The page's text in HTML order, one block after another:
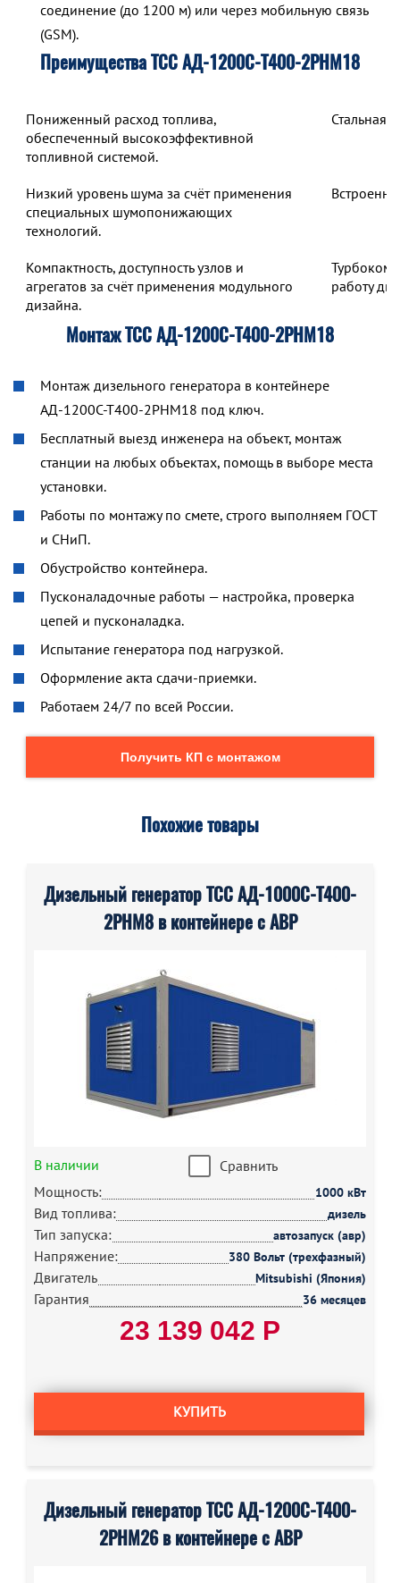
соединение (до 1200 м) или через мобильную связь
(GSM).
Преимущества ТСС АД-1200С-Т400-2РНМ18
Пониженный расход топлива,
обеспеченный высокоэффективной
топливной системой.
Стальная
Низкий уровень шума за счёт применения
специальных шумопонижающих
технологий.
Компактность, доступность узлов и
агрегатов за счёт применения модульного
дизайна.
работу
Монтаж ТСС АД-1200С-Т400-2РНМ18
Монтаж дизельного генератора в контейнере
АД-1200С-Т400-2РНМ18 под ключ.
Бесплатный выезд инженера на объект, монтаж
станции на любых объектах, помощь в выборе места
установки.
Работы по монтажу по смете, строго выполняем ГОСТ
и СНиП.
Обустройство контейнера.
Пусконаладочные работы — настройка, проверка
цепей и пусконаладка.
Испытание генератора под нагрузкой.
Оформление акта сдачи-приемки.
Работаем 24/7 по всей России.
Получить КП с монтажом
Похожие товары
Дизельный генератор ТСС АД-1000С-Т400-
2РНМ8 в контейнере с АВР
В наличии
Сравнить
Мощность:
1000 кВт
Вид топлива: дизель
Тип запуска: автозапуск (авр)
Напряжение: 380 Вольт (трехфазный)
Двигатель Mitsubishi (Япония)
Гарантия 36 месяцев
23 139 042 Р
КУПИТЬ
Дизельный генератор ТСС АД-1200С-Т400-
2РНМ26 в контейнере с АВР